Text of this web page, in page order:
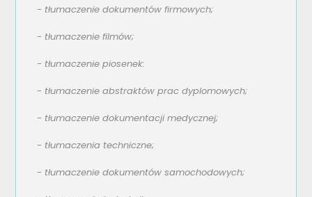
- tłumaczenie dokumentów firmowych;
- tłumaczenie filmów;
- tłumaczenie piosenek:
- tłumaczenie abstraktów prac dyplomowych;
- tłumaczenie dokumentacji medycznej;
- tłumaczenia techniczne;
- tłumaczenie dokumentów samochodowych;